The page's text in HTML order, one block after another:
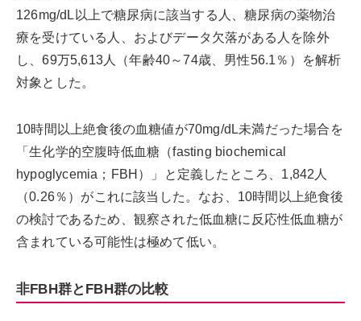
126mg/dL以上で糖尿病に該当する人、糖尿病の薬物治
療を受けている人、およびデータ欠落がある人を除外
し、69万5,613人（年齢40～74歳、男性56.1％）を解析
対象とした。
10時間以上絶食後の血糖値が70mg/dL未満だった場合を
「生化学的空腹時低血糖（fasting biochemical
hypoglycemia；FBH）」と定義したところ、1,842人
（0.26％）がこれに該当した。なお、10時間以上絶食後
の検討であるため、観察された低血糖に反応性低血糖が
含まれている可能性は極めて低い。
非FBH群とFBH群の比較